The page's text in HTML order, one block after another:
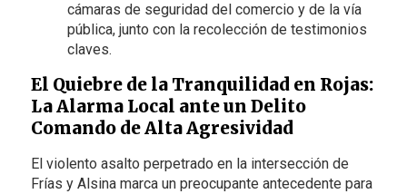
cámaras de seguridad del comercio y de la vía
pública, junto con la recolección de testimonios
claves.
El Quiebre de la Tranquilidad en Rojas:
La Alarma Local ante un Delito
Comando de Alta Agresividad
El violento asalto perpetrado en la intersección de
Frías y Alsina marca un preocupante antecedente para